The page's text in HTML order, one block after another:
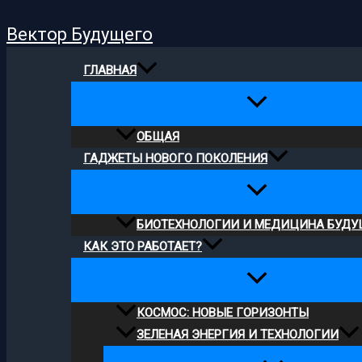
кВектор Будущего
ГЛАВНАЯ
ОБЩАЯ
ГАДЖЕТЫ НОВОГО ПОКОЛЕНИЯ
БИОТЕХНОЛОГИИ И МЕДИЦИНА
КАК ЭТО РАБОТАЕТ?
КОСМОС: НОВЫЕ ГОРИЗОНТЫ
ЗЕЛЕНАЯ ЭНЕРГИЯ И ТЕХНОЛОГИИ